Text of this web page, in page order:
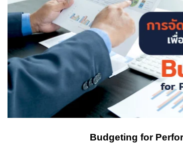
Budgeting for